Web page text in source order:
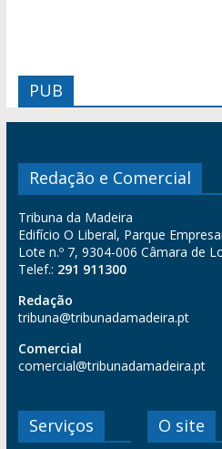
PUB
Redação e Comercial
Tribuna da Madeira
Edifício O Liberal, Parque
Lote n.º 7, 9304-006 Câmara de
Telef.: 291 911300
Redação
tribuna@tribunadamadeira.pt
Comercial
comercial@tribunadamadeira.pt
Serviços O site